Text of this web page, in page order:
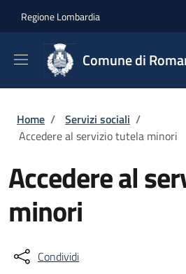
Regione Lombardia
Comune di
Briciole di pane
Home / Servizi sociali /
Accedere al servizio tutela minori
Accedere al
minori
Condividi